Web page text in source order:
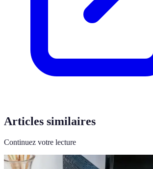
Articles similaires
Continuez votre lecture